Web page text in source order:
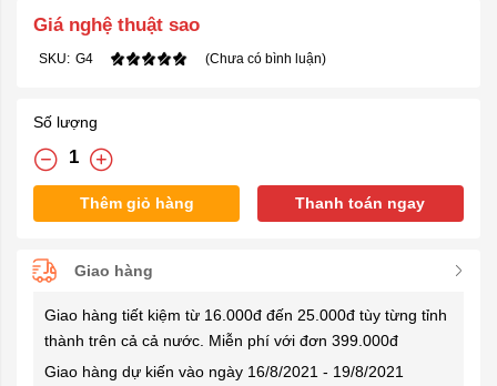
Giá nghệ thuật sao
SKU: G4 (Chưa có bình luận)
Số lượng
Thêm giỏ hàng Thanh toán ngay
Giao hàng
Giao hàng tiết kiệm từ 16.000đ đến 25.000đ tùy từng tỉnh
thành trên cả cả nước. Miễn phí với đơn 399.000đ
Giao hàng dự kiến vào ngày 16/8/2021 - 19/8/2021